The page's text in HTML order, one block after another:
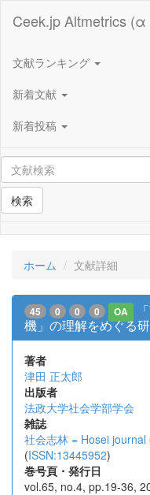
Ceek.jp Altmetrics (α
文献ランキング
新着文献
新着投稿
検索
ホーム 文献詳細
45 0 0 0 OA
機」の理解をめぐる
著者
津田 正太郎
出版者
法政大学社会学部学会
雑誌
社会志林 = Hosei
(ISSN:13445952)
巻号頁・発行日
vol.65, no.4, pp.19-36,